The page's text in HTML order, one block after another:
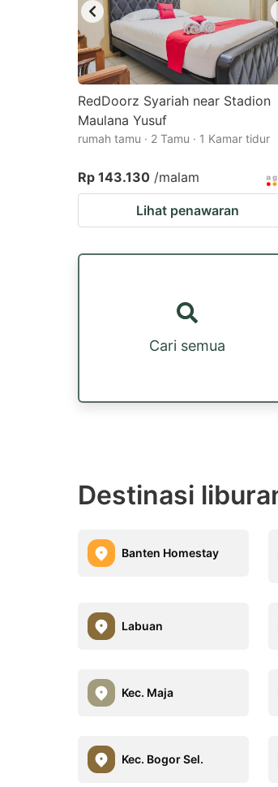
RedDoorz Syariah near Stadion
Maulana Yusuf
rumah tamu · 2 Tamu · 1 Kamar tidur
Rp 143.130 /malam
Lihat penawaran
Cari semua
Destinasi
Banten Homestay
Labuan
Kec. Maja
Kec. Bogor Sel.